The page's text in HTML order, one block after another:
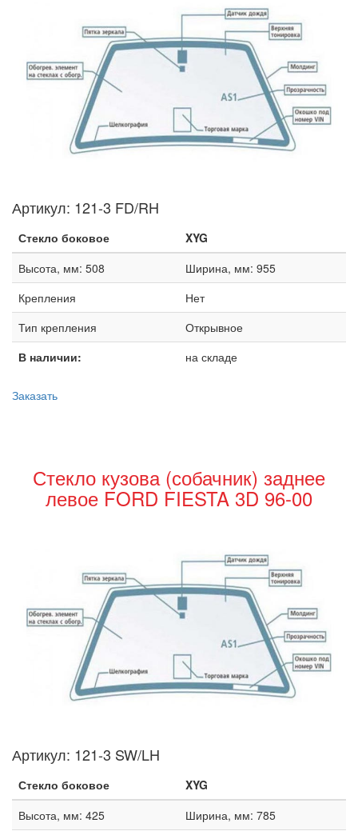
Артикул: 121-3 FD/RH
Стекло боковое
XYG
Высота, мм: 508
Ширина, мм: 955
Крепления
Нет
Тип крепления
Открывное
В наличии:
на складе
Заказать
Стекло кузова (собачник) заднее
левое FORD FIESTA 3D 96-00
Артикул: 121-3 SW/LH
Стекло боковое
XYG
Высота, мм: 425
Ширина, мм: 785